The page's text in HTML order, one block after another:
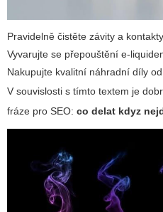
Pravidelně čistěte závity a
Vyvarujte se přepouštění e-
Nakupujte kvalitní náhradní díly
V souvislosti s tímto textem je
fráze pro SEO: co delat kdyz